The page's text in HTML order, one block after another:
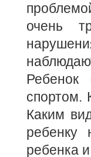
очень
Ребенок
спортом.
Каким
ребенку
ребенка